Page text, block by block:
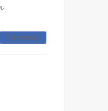
Facebook